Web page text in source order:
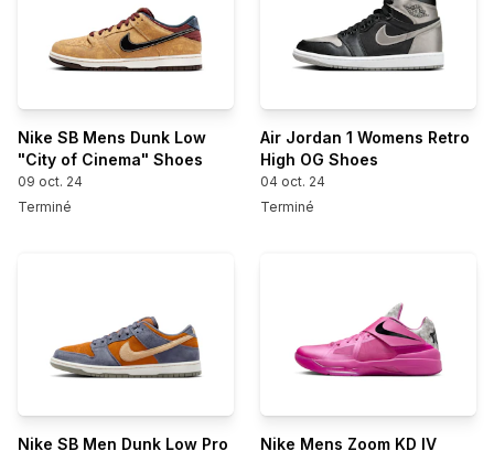
Nike SB Mens Dunk Low
"City of Cinema" Shoes
09 oct. 24
Terminé
Air Jordan 1 Womens Retro
High OG Shoes
04 oct. 24
Terminé
Nike SB Men Dunk Low Pro
Nike Mens Zoom KD IV